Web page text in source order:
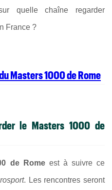
quelle chaîne regarder
France ?
Masters 1000 de Rome
le Masters 1000 de
de Romeest à suivre ce
. Les rencontres seront